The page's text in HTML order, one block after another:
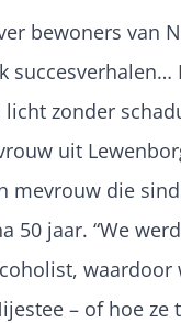
bewoners van
succesverhalen…
zonder
uit
mevrouw die
50 jaar. “We
waardoor
– of hoe ze